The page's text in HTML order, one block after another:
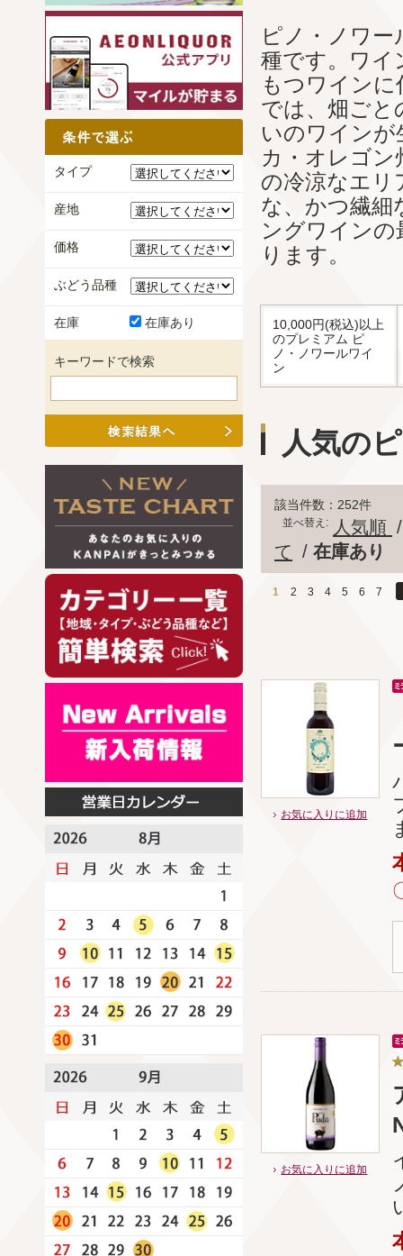
ピノ・ノワ
種です。ワイ
もつワイン
では、畑ごと
いのワイン
カ・オレゴ
の冷涼なエリ
な、かつ繊細
ングワイン
ります。
10,000円(税込)以上
のプレミアム ピ
ノ・ノワールワイ
ン
人気の
該当件数：252件
並べ替え: 人気順
て / 在庫あり
1 2 3 4 5 6 7
お気に入りに追加
お気に入りに追加
タイプ
産地
価格
ぶどう品種
在庫 在庫あり
キーワードで検索